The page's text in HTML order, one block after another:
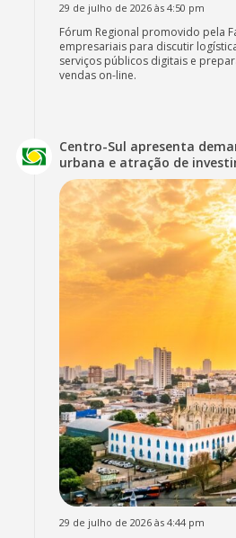
29 de julho de 2026 às 4:50 pm
Fórum Regional promovido pela
empresariais para discutir
serviços públicos digitais e
vendas on-line.
Centro-Sul apresenta
urbana e atração de
29 de julho de 2026 às 4:44 pm